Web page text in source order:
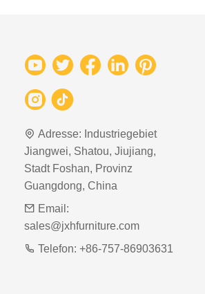
Adresse: Industriegebiet
Jiangwei, Shatou, Jiujiang,
Stadt Foshan, Provinz
Guangdong, China
Email:
sales@jxhfurniture.com
Telefon: +86-757-86903631